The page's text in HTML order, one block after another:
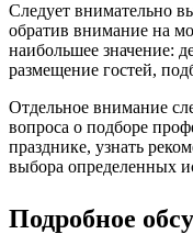
Следует внимательно
обратив внимание на
наибольшее значение:
размещение гостей,
Отдельное внимание
вопроса о подборе
празднике, узнать
выбора определенных
Подробное